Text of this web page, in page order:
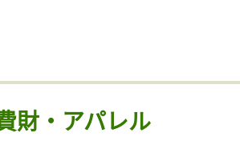
財・アパレル